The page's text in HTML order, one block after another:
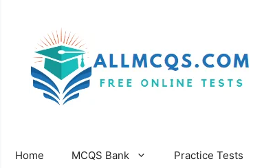
Home MCQS Bank Practice Tests